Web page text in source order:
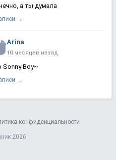
а ты думала
→
Arina
10 месяцев назад
Sonny Boy~
→
конфиденциальности
2026